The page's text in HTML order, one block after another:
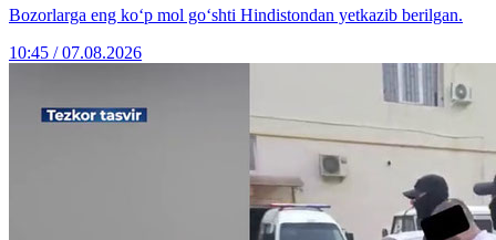
Bozorlarga eng ko‘p mol go‘shti Hindistondan yetkazib berilgan.
10:45 / 07.08.2026